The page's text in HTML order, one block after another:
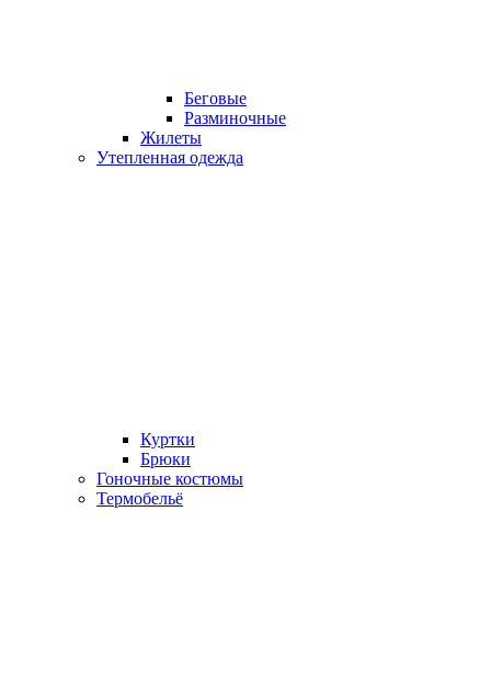
Беговые
Разминочные
Жилеты
Утепленная одежда
Куртки
Брюки
Гоночные костюмы
Термобельё